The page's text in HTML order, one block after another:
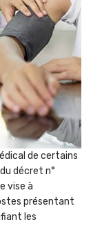
de certains
décret n°
vise à
présentant
les